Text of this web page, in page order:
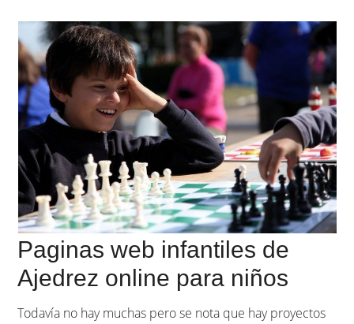
Paginas web infantiles de
Ajedrez online para niños
Todavía no hay muchas pero se nota que hay proyectos